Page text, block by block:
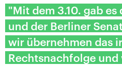
"Mit dem 3.10. gab
und der Berliner
wir übernehmen das
Rechtsnachfolge und